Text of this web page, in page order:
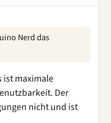
Nerd das
ist maximale
Der
nicht und ist